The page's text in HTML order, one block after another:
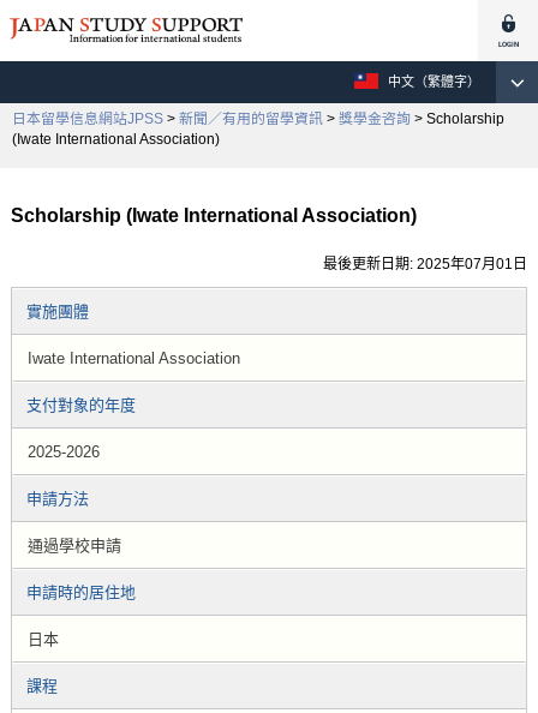
中文（繁體字）
日本留學信息網站JPSS > 新聞／有用的留學資訊 > 獎學金咨詢 > Scholarship
(Iwate International Association)
Scholarship (Iwate International Association)
最後更新日期: 2025年07月01日
實施團體
Iwate International Association
支付對象的年度
2025-2026
申請方法
通過學校申請
申請時的居住地
日本
課程